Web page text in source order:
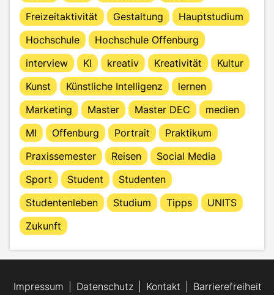
Freizeitaktivität
Gestaltung
Hauptstudium
Hochschule
Hochschule Offenburg
interview
KI kreativ Kreativität
Kultur
Kunst
Künstliche Intelligenz
lernen
Marketing
Master Master DEC
medien
MI
Offenburg Portrait
Praktikum
Praxissemester
Reisen
Social Media
Sport
Student
Studenten
Studentenleben
Studium Tipps
UNITS
Zukunft
Impressum Datenschutz Kontakt Barrierefreiheit